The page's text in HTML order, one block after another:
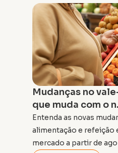
Mudanças no
que muda com o
Entenda as novas
alimentação e refeição
mercado a partir de